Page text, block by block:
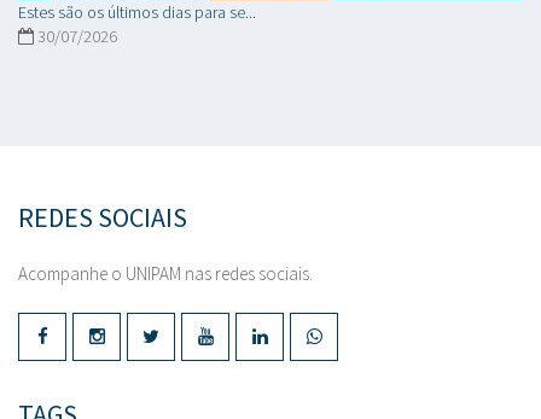
Estes são os últimos dias para se...
30/07/2026
REDES SOCIAIS
Acompanhe o UNIPAM nas redes sociais.